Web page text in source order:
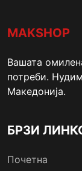
MAKSHOP
Вашата
потреби.
Македонија.
БРЗИ
Почетна